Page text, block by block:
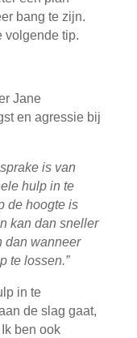
bang te zijn.
volgende tip.
Jane
en agressie bij
is van
hulp in te
de hoogte is
kan dan sneller
dan wanneer
te lossen.”
in te
de slag gaat,
ben ook